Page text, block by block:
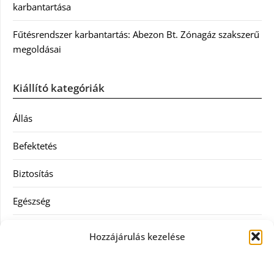
Hozzájárulás kezelése
karbantartása
Fűtésrendszer karbantartás: Abezon Bt. Zónagáz szakszerű
megoldásai
Kiállító kategóriák
Állás
Befektetés
Biztosítás
Egészség